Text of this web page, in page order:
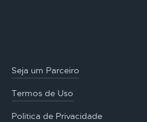
Seja um Parceiro
Termos de Uso
Politica de Privacidade